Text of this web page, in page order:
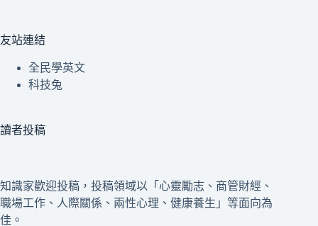
友站連結
全民學英文
科技兔
讀者投稿
知識家歡迎投稿，投稿領域以「心靈勵志、商管財經、
職場工作、人際關係、兩性心理、健康養生」等面向為
佳。